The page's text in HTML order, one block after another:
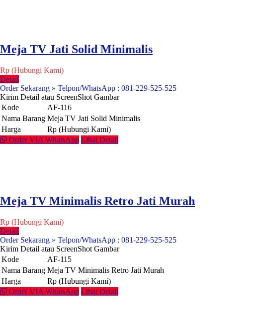
Meja TV Jati Solid Minimalis
Rp (Hubungi Kami)
Detail
Order Sekarang » Telpon/WhatsApp : 081-229-525-525
Kirim Detail atau ScreenShot Gambar
Kode
AF-116
Nama Barang Meja TV Jati Solid Minimalis
Harga
Rp (Hubungi Kami)
Order VIA WhatsApp Lihat Detail
Meja TV Minimalis Retro Jati Murah
Rp (Hubungi Kami)
Detail
Order Sekarang » Telpon/WhatsApp : 081-229-525-525
Kirim Detail atau ScreenShot Gambar
Kode
AF-115
Nama Barang Meja TV Minimalis Retro Jati Murah
Harga
Rp (Hubungi Kami)
Order VIA WhatsApp Lihat Detail